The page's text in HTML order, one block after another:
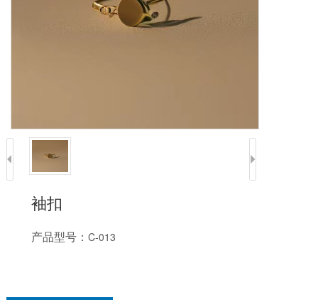
袖扣
产品型号：C-013